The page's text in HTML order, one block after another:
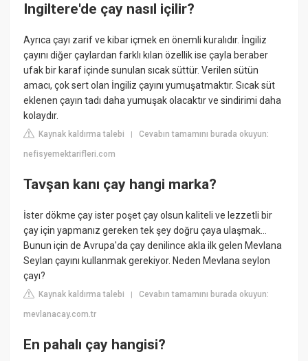
Ingiltere'de çay nasıl içilir?
Ayrıca çayı zarif ve kibar içmek en önemli kuralıdır. İngiliz
çayını diğer çaylardan farklı kılan özellik ise çayla beraber
ufak bir karaf içinde sunulan sıcak süttür. Verilen sütün
amacı, çok sert olan İngiliz çayını yumuşatmaktır. Sıcak süt
eklenen çayın tadı daha yumuşak olacaktır ve sindirimi daha
kolaydır.
Kaynak kaldırma talebi |Cevabın tamamını burada okuyun:
nefisyemektarifleri.com
Tavşan kanı çay hangi marka?
İster dökme çay ister poşet çay olsun kaliteli ve lezzetli bir
çay için yapmanız gereken tek şey doğru çaya ulaşmak…
Bunun için de Avrupa'da çay denilince akla ilk gelen Mevlana
Seylan çayını kullanmak gerekiyor. Neden Mevlana seylon
çayı?
Kaynak kaldırma talebi |Cevabın tamamını burada okuyun:
mevlanacay.com.tr
En pahalı çay hangisi?